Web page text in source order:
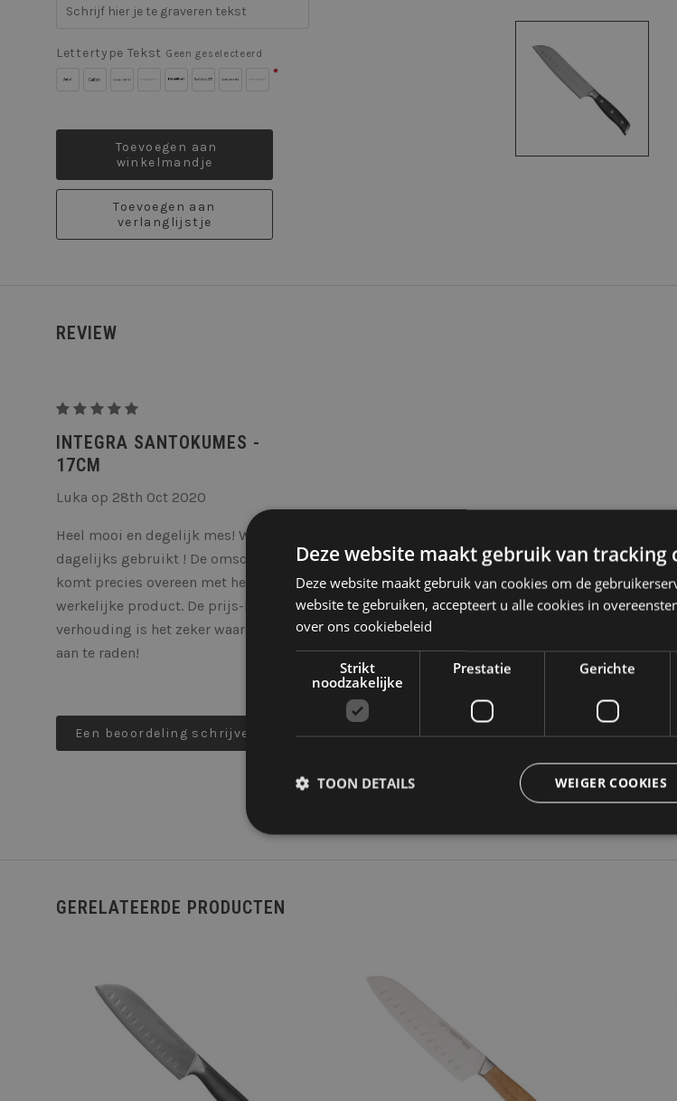
Lettertype Tekst Geen geselecteerd
Arial CalibriBookman
BradleyBroadway
BrushComicEdwardian
winkelmandje
Toevoegen aan
verlanglijstje
REVIEW
Integra
Santokumes
-
INTEGRA SANTOKUMES -
17CM
Luka op 28th Oct 2020
Heel mooi en degelijk mes! Wordt
dagelijks gebruikt ! De omschrijving
komt precies overeen met het
werkelijke product. De prijs-kwaliteit
verhouding is het zeker waard. Zeer
aan te raden!
Een beoordeling schrijven
GERELATEERDE PRODUCTEN
OPTIES KIEZEN OPTIES KIEZEN
Deze website maakt gebruik van tracking
Deze website maakt gebruik van cookies om de
website te gebruiken, accepteert u alle cookies in
over ons cookiebeleid
Strikt
noodzakelijke
Prestatie Gerichte
WEIGER COOKIES
TOON DETAILS
Cloudflare Inc.
.bigcommerce.com